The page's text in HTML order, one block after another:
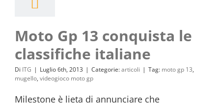
Moto Gp 13 conquista le
classifiche italiane
Di ITG | Luglio 6th, 2013 | Categorie:articoli | Tag: moto gp 13,
mugello, videogioco moto gp
Milestone è lieta di annunciare che